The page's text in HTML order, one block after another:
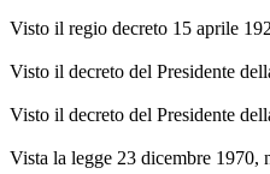
Visto il regio decreto 15 aprile
Visto il decreto del Presidente
Visto il decreto del Presidente
Vista la legge 23 dicembre 1970,